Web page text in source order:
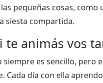
pequeñas cosas, como
siesta compartida.
te animás vos
siempre es sencillo, pero
Cada día con ella